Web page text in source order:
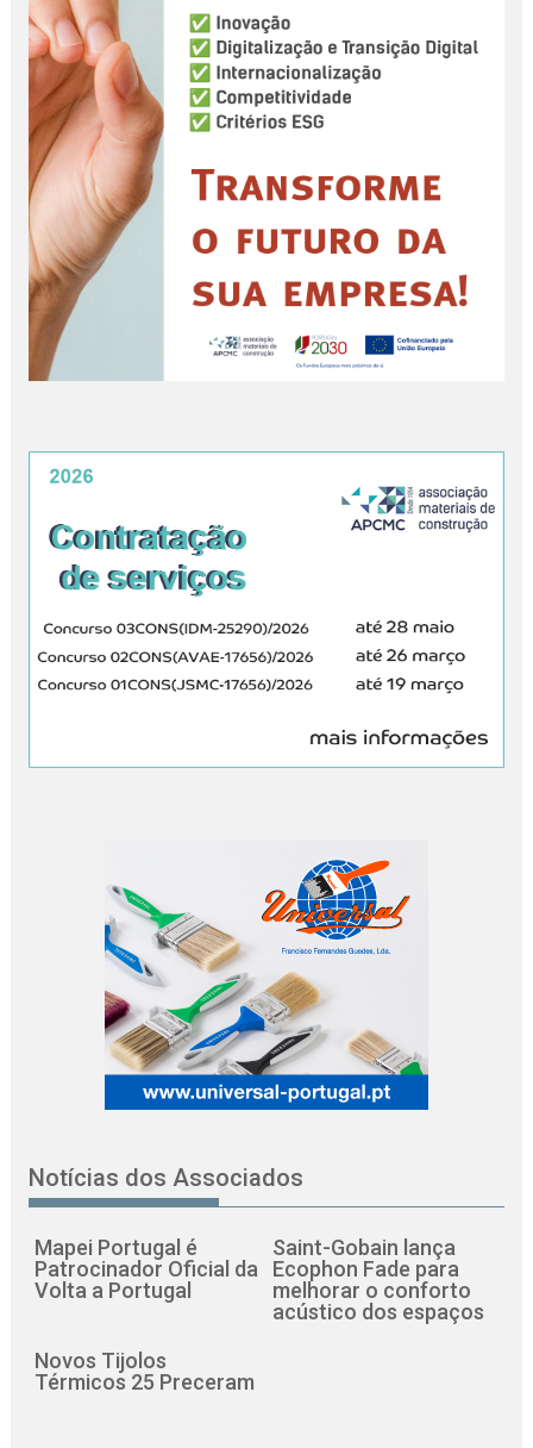
Notícias dos Associados
Mapei Portugal é
Patrocinador Oficial da
Volta a Portugal
Saint-Gobain lança
Ecophon Fade para
melhorar o conforto
acústico dos espaços
Novos Tijolos
Térmicos 25 Preceram